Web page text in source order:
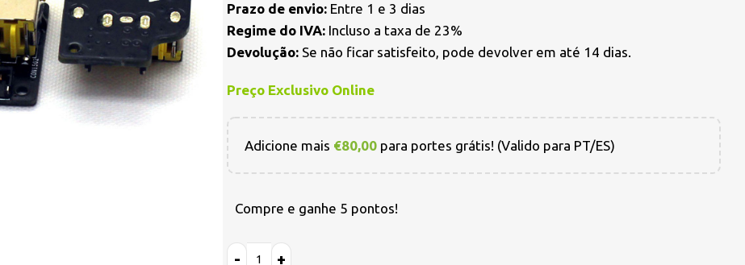
Prazo de envio: Entre 1 e 3 dias
Regime do IVA: Incluso a taxa de 23%
Devolução: Se não ficar satisfeito, pode devolver em até 14 dias.
Preço Exclusivo Online
Adicione mais €80,00 para portes grátis! (Valido para PT/ES)
Compre e ganhe 5 pontos!